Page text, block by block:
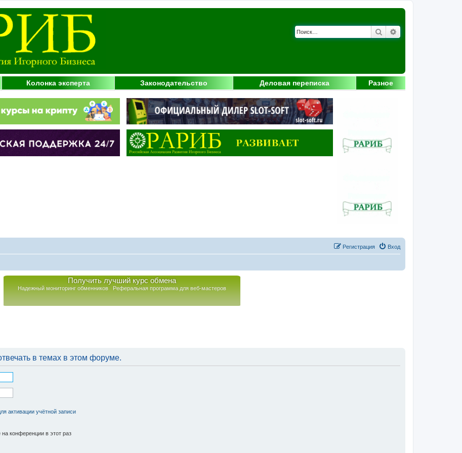
Поиск
Колонка эксперта Законодательство Деловая переписка Разное
Вход
Регистрация
Получить лучший курс обмена
Надежный мониторинг обменников Реферальная программа для веб-мастеров
в темах в этом форуме.
активации учётной записи
конференции в этот раз